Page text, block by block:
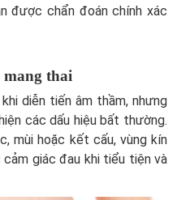
được chẩn đoán chính xác
thai
diễn tiến âm thầm, nhưng
các dấu hiệu bất thường.
mùi hoặc kết cấu, vùng kín
giác đau khi tiểu tiện và